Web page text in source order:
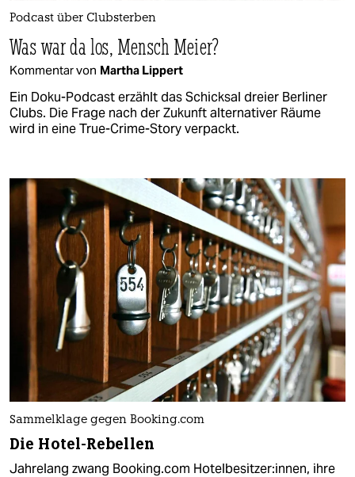
Podcast über Clubsterben
Was war da los, Mensch Meier?
Kommentar von Martha Lippert
Ein Doku-Podcast erzählt das Schicksal dreier Berliner
Clubs. Die Frage nach der Zukunft alternativer Räume
wird in eine True-Crime-Story verpackt.
Sammelklage gegen Booking.com
Die Hotel-Rebellen
Jahrelang zwang Booking.com Hotelbesitzer:innen, ihre